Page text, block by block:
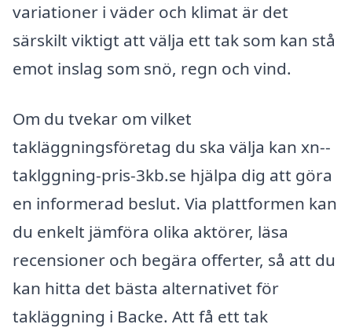
variationer i väder och klimat är det
särskilt viktigt att välja ett tak som kan stå
emot inslag som snö, regn och vind.
Om du tvekar om vilket
takläggningsföretag du ska välja kan xn--
taklggning-pris-3kb.se hjälpa dig att göra
en informerad beslut. Via plattformen kan
du enkelt jämföra olika aktörer, läsa
recensioner och begära offerter, så att du
kan hitta det bästa alternativet för
takläggning i Backe. Att få ett tak